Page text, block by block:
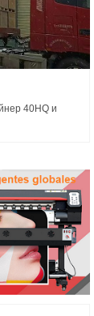
40HQ и